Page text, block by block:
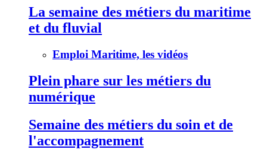
La semaine des métiers du maritime
et du fluvial
Emploi Maritime, les vidéos
Plein phare sur les métiers du
numérique
Semaine des métiers du soin et de
l'accompagnement